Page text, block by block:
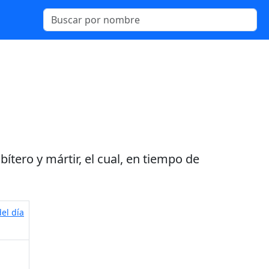
y mártir, el cual, en tiempo de
día